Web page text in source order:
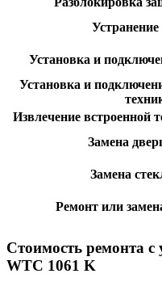
Устранение
Установка и
Установка и
Извлечение встроенной
Замена
Замена
Ремонт или
Стоимость ремонта с
WTC 1061 K